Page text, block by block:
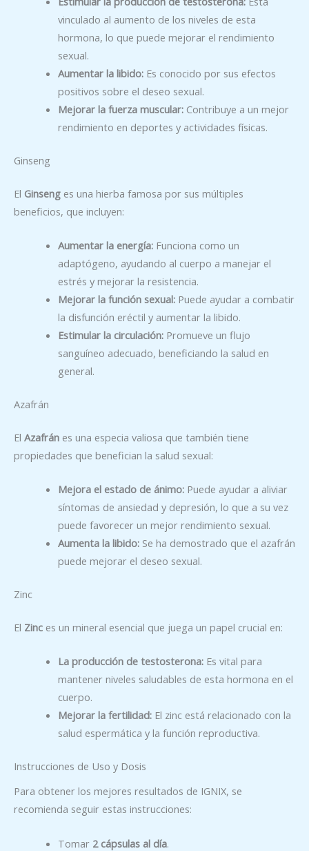
vinculado al aumento de los niveles de esta
hormona, lo que puede mejorar el rendimiento
sexual.
Aumentar la libido:Es conocido por sus efectos
positivos sobre el deseo sexual.
Mejorar la fuerza muscular:Contribuye a un mejor
rendimiento en deportes y actividades físicas.
Ginseng
El Ginseng es una hierba famosa por sus múltiples
beneficios, que incluyen:
Aumentar la energía:Funciona como un
adaptógeno, ayudando al cuerpo a manejar el
estrés y mejorar la resistencia.
Mejorar la función sexual:Puede ayudar a combatir
la disfunción eréctil y aumentar la libido.
Estimular la circulación:Promueve un flujo
sanguíneo adecuado, beneficiando la salud en
general.
Azafrán
El Azafrán es una especia valiosa que también tiene
propiedades que benefician la salud sexual:
Mejora el estado de ánimo:Puede ayudar a aliviar
síntomas de ansiedad y depresión, lo que a su vez
puede favorecer un mejor rendimiento sexual.
Aumenta la libido:Se ha demostrado que el azafrán
puede mejorar el deseo sexual.
Zinc
El Zinc es un mineral esencial que juega un papel crucial en:
La producción de testosterona:Es vital para
mantener niveles saludables de esta hormona en el
cuerpo.
Mejorar la fertilidad:El zinc está relacionado con la
salud espermática y la función reproductiva.
Instrucciones de Uso y Dosis
Para obtener los mejores resultados de IGNIX, se
recomienda seguir estas instrucciones:
Tomar 2 cápsulas al día.